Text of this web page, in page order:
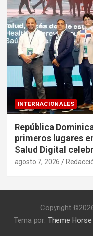
INTERNACIONALES
República
primeros lugares
Salud Digital
agosto 7, 2026
Copyright
Tema por: Theme Horse